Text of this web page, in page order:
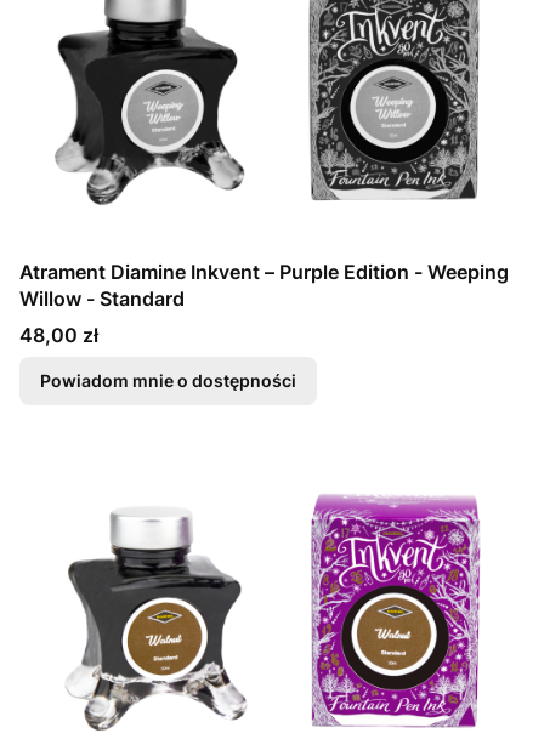
Atrament Diamine Inkvent – Purple Edition - Weeping
Willow - Standard
Cena
48,00 zł
Powiadom mnie o dostępności